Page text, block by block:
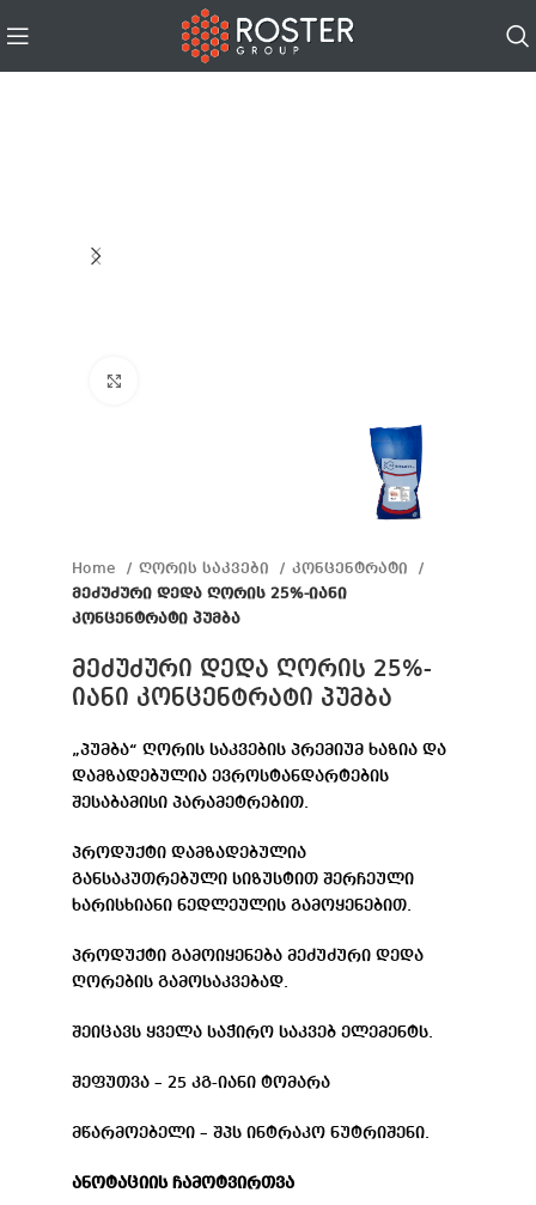
Home ღორის საკვები
კონცენტრატი
მეძუძური დედა ღორის 25%-იანი
კონცენტრატი პუმბა
მეძუძური დედა ღორის 25%-
იანი კონცენტრატი პუმბა
„პუმბა“ ღორის საკვების პრემიუმ ხაზია და
დამზადებულია ევროსტანდარტების
შესაბამისი პარამეტრებით.
პროდუქტი დამზადებულია
განსაკუთრებული სიზუსტით შერჩეული
ხარისხიანი ნედლეულის გამოყენებით.
პროდუქტი გამოიყენება მეძუძური დედა
ღორების გამოსაკვებად.
შეიცავს ყველა საჭირო საკვებ ელემენტს.
შეფუთვა – 25 კგ-იანი ტომარა
მწარმოებელი – შპს ინტრაკო ნუტრიშენი.
ანოტაციის ჩამოტვირთვა